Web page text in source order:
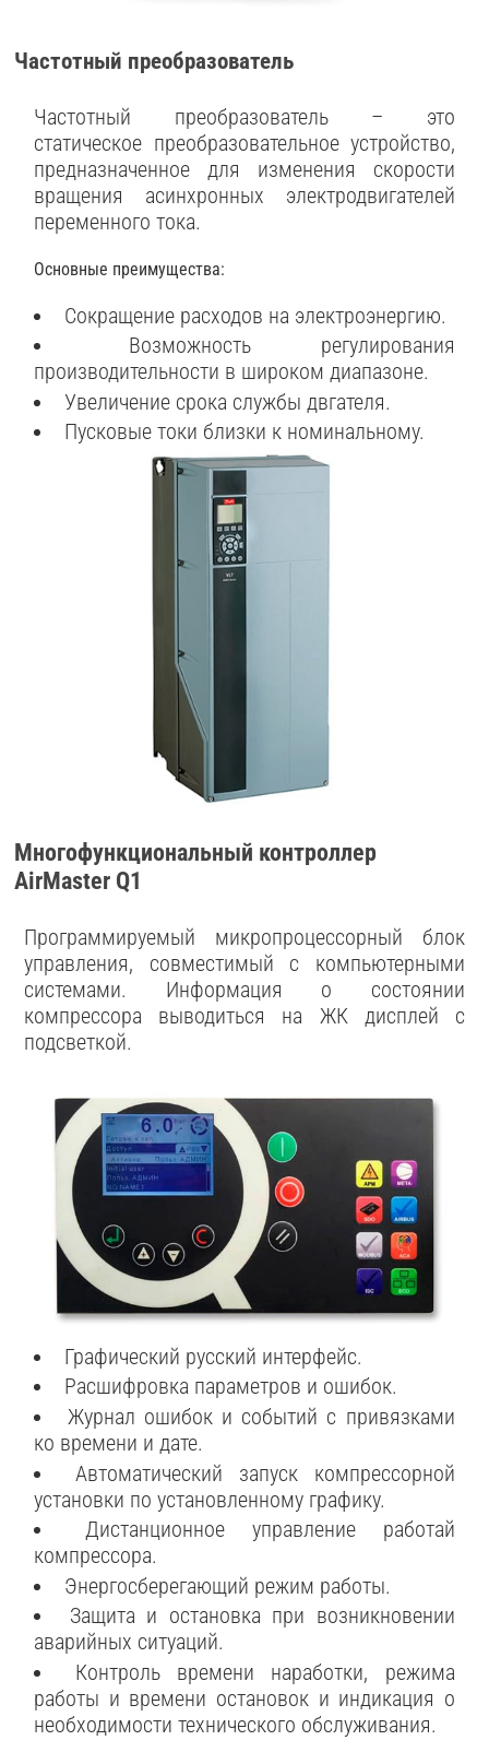
Частотный преобразователь
Частотный преобразователь – это
статическое преобразовательное устройство,
предназначенное для изменения скорости
вращения асинхронных электродвигателей
переменного тока.
Основные преимущества:
Сокращение расходов на электроэнергию.
Возможность регулирования
производительности в широком диапазоне.
Увеличение срока службы двгателя.
Пусковые токи близки к номинальному.
Многофункциональный контроллер
AirMaster Q1
Программируемый микропроцессорный блок
управления, совместимый с компьютерными
системами. Информация о состоянии
компрессора выводиться на ЖК дисплей с
подсветкой.
Графический русский интерфейс.
Расшифровка параметров и ошибок.
Журнал ошибок и событий с привязками
ко времени и дате.
Автоматический запуск компрессорной
установки по установленному графику.
Дистанционное управление работай
компрессора.
Энергосберегающий режим работы.
Защита и остановка при возникновении
аварийных ситуаций.
Контроль времени наработки, режима
работы и времени остановок и индикация о
необходимости технического обслуживания.